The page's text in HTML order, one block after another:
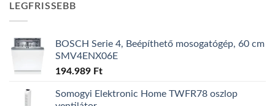
LEGFRISSEBB
BOSCH Serie 4, Beépíthető mosogatógép, 60 cm
SMV4ENX06E
194.989 Ft
Somogyi Elektronic Home TWFR78 oszlop